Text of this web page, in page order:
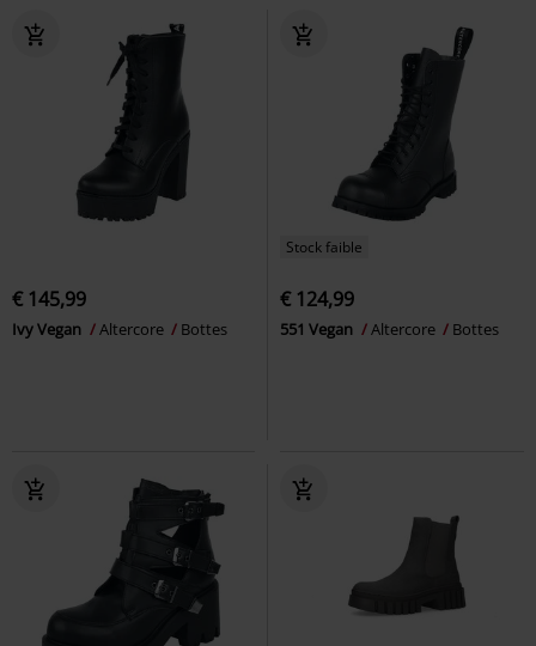
€ 145,99
Ivy Vegan Altercore Bottes
Stock faible
€ 124,99
551 Vegan Altercore Bottes